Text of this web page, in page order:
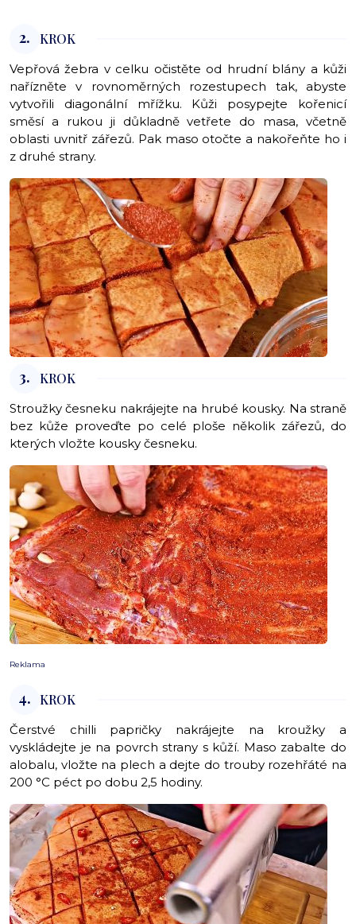
2. KROK
Vepřová žebra v celku očistěte od hrudní blány a kůži
nařízněte v rovnoměrných rozestupech tak, abyste
vytvořili diagonální mřížku. Kůži posypejte kořenicí
směsí a rukou ji důkladně vetřete do masa, včetně
oblasti uvnitř zářezů. Pak maso otočte a nakořeňte ho i
z druhé strany.
3. KROK
Stroužky česneku nakrájejte na hrubé kousky. Na straně
bez kůže proveďte po celé ploše několik zářezů, do
kterých vložte kousky česneku.
Reklama
4. KROK
Čerstvé chilli papričky nakrájejte na kroužky a
vyskládejte je na povrch strany s kůží. Maso zabalte do
alobalu, vložte na plech a dejte do trouby rozehřáté na
200 °C péct po dobu 2,5 hodiny.